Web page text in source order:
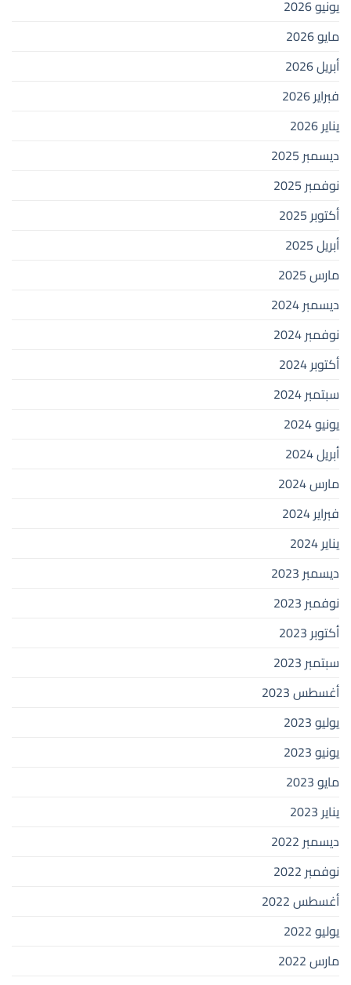
يونيو 2026
مايو 2026
أبريل 2026
فبراير 2026
يناير 2026
ديسمبر 2025
نوفمبر 2025
أكتوبر 2025
أبريل 2025
مارس 2025
ديسمبر 2024
نوفمبر 2024
أكتوبر 2024
سبتمبر 2024
يونيو 2024
أبريل 2024
مارس 2024
فبراير 2024
يناير 2024
ديسمبر 2023
نوفمبر 2023
أكتوبر 2023
سبتمبر 2023
أغسطس 2023
يوليو 2023
يونيو 2023
مايو 2023
يناير 2023
ديسمبر 2022
نوفمبر 2022
أغسطس 2022
يوليو 2022
مارس 2022